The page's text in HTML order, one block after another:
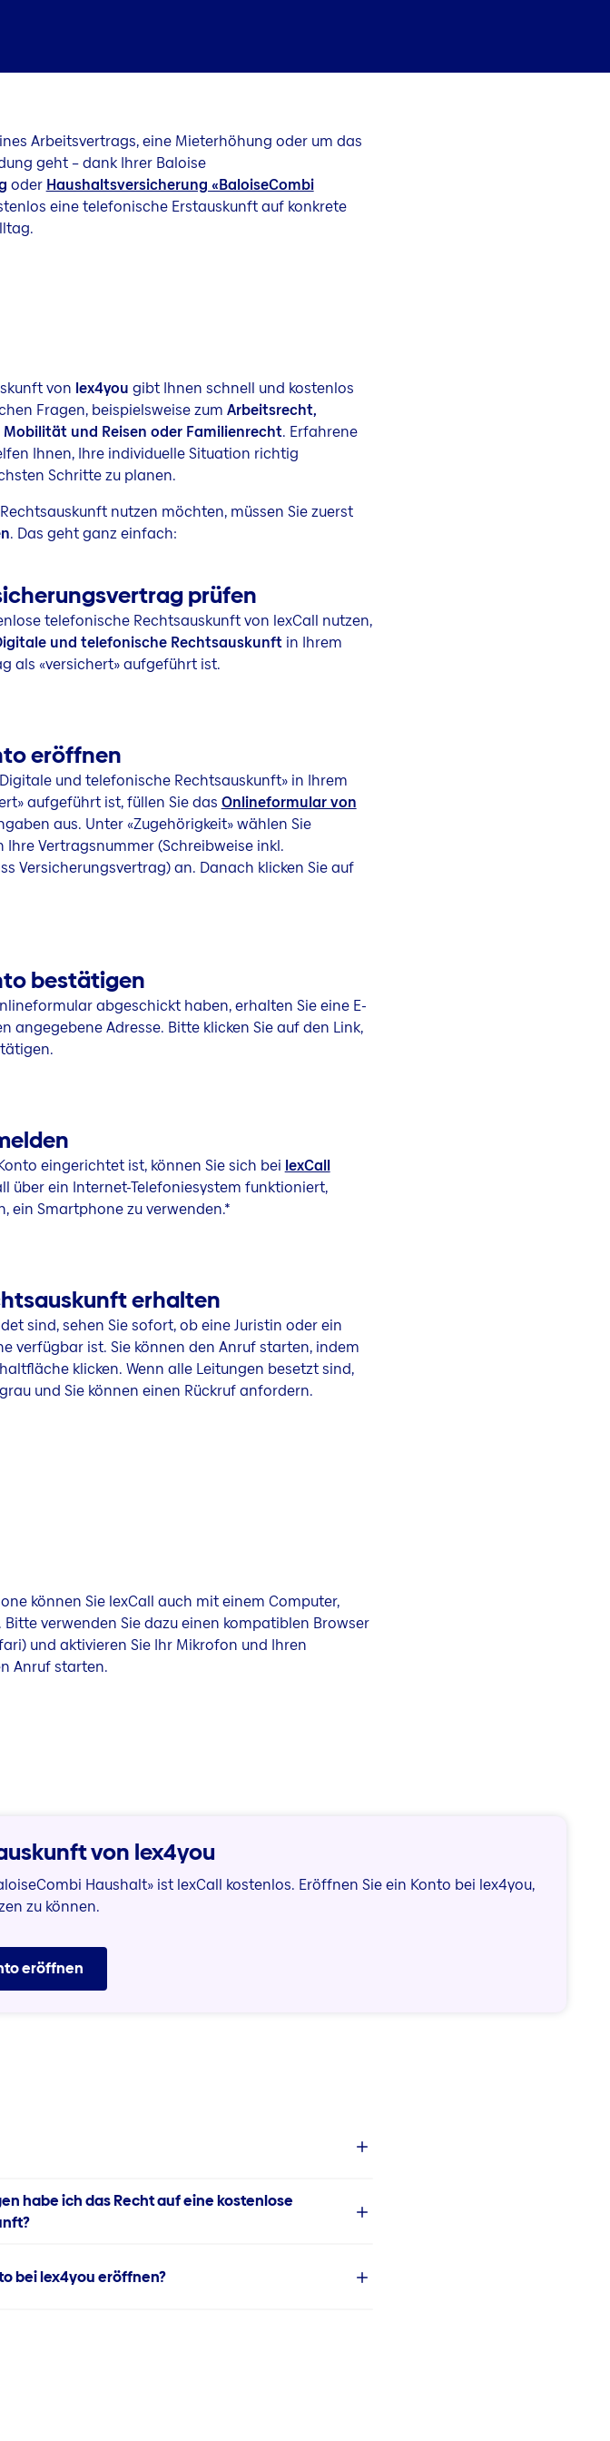
Arbeitsvertrags, eine Mieterhöhung oder um das
geht – dank Ihrer Baloise
oder Haushaltsversicherung «BaloiseCombi
eine telefonische Erstauskunft auf konkrete
von lex4you gibt Ihnen schnell und kostenlos
Fragen, beispielsweise zum Arbeitsrecht,
und Reisen oder Familienrecht. Erfahrene
Ihnen, Ihre individuelle Situation richtig
Schritte zu planen.
nutzen möchten, müssen Sie zuerst
. Das geht ganz einfach:
prüfen
telefonische Rechtsauskunft von lexCall nutzen,
und telefonische Rechtsauskunftin Ihrem
als «versichert» aufgeführt ist.
eröffnen
und telefonische Rechtsauskunft» in Ihrem
aufgeführt ist, füllen Sie das Onlineformular von
aus. Unter «Zugehörigkeit» wählen Sie
Ihre Vertragsnummer (Schreibweise inkl.
Versicherungsvertrag) an. Danach klicken Sie auf
bestätigen
abgeschickt haben, erhalten Sie eine E-
angegebene Adresse. Bitte klicken Sie auf den Link,
eingerichtet ist, können Sie sich bei lexCall
über ein Internet-Telefoniesystem funktioniert,
ein Smartphone zu verwenden.*
erhalten
sind, sehen Sie sofort, ob eine Juristin oder ein
verfügbar ist. Sie können den Anruf starten, indem
klicken. Wenn alle Leitungen besetzt sind,
und Sie können einen Rückruf anfordern.
können Sie lexCall auch mit einem Computer,
verwenden Sie dazu einen kompatiblen Browser
und aktivieren Sie Ihr Mikrofon und Ihren
Anruf starten.
von lex4you
Haushalt» ist lexCall kostenlos. Eröffnen Sie ein Konto bei lex4you,
zu können.
eröffnen
habe ich das Recht auf eine kostenlose
bei lex4you eröffnen?